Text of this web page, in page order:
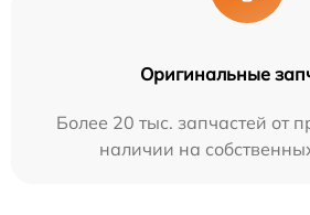
Оригинальные
Более 20 тыс. запчастей от
наличии на